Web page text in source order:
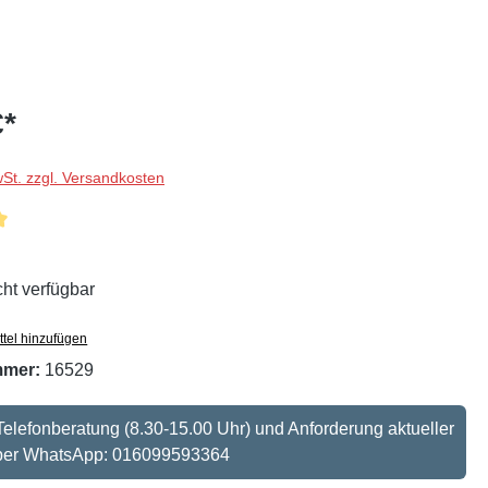
zzgl. Versandkosten
Bewertung von 5 von 5 Sternen
verfügbar
hinzufügen
16529
(8.30-15.00 Uhr) und Anforderung aktueller
WhatsApp: 016099593364